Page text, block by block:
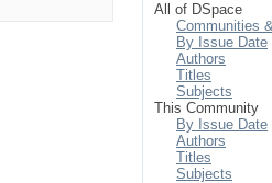
All of DSpace
Communities
By Issue Date
Authors
Titles
Subjects
This Community
By Issue Date
Authors
Titles
Subjects